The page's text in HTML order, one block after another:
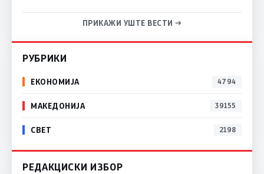
ПРИКАЖИ УШТЕ ВЕСТИ →
РУБРИКИ
ЕКОНОМИЈА 4794
МАКЕДОНИЈА 39155
СВЕТ 2198
РЕДАКЦИСКИ ИЗБОР